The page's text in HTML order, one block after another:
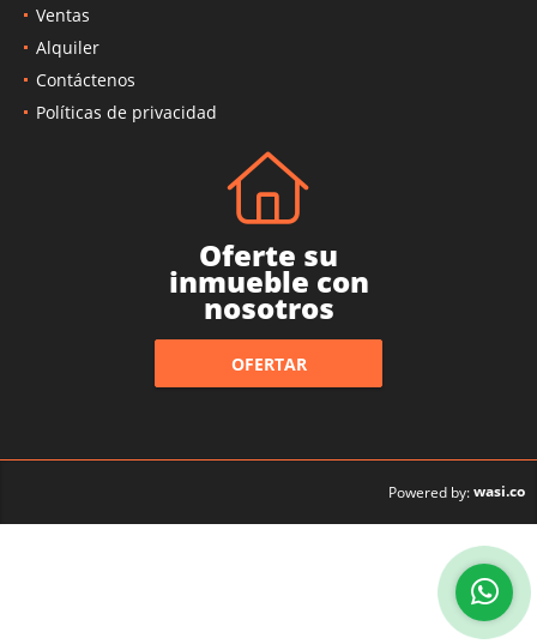
Ventas
Alquiler
Contáctenos
Políticas de privacidad
Oferte su
inmueble con
nosotros
OFERTAR
Powered by:wasi.co